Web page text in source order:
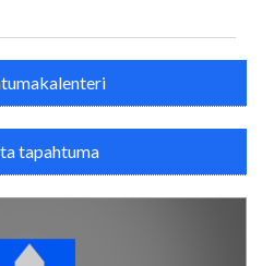
tapahtuma